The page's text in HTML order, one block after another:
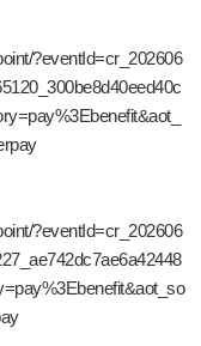
?eventId=cr_202606
?eventId=cr_202606